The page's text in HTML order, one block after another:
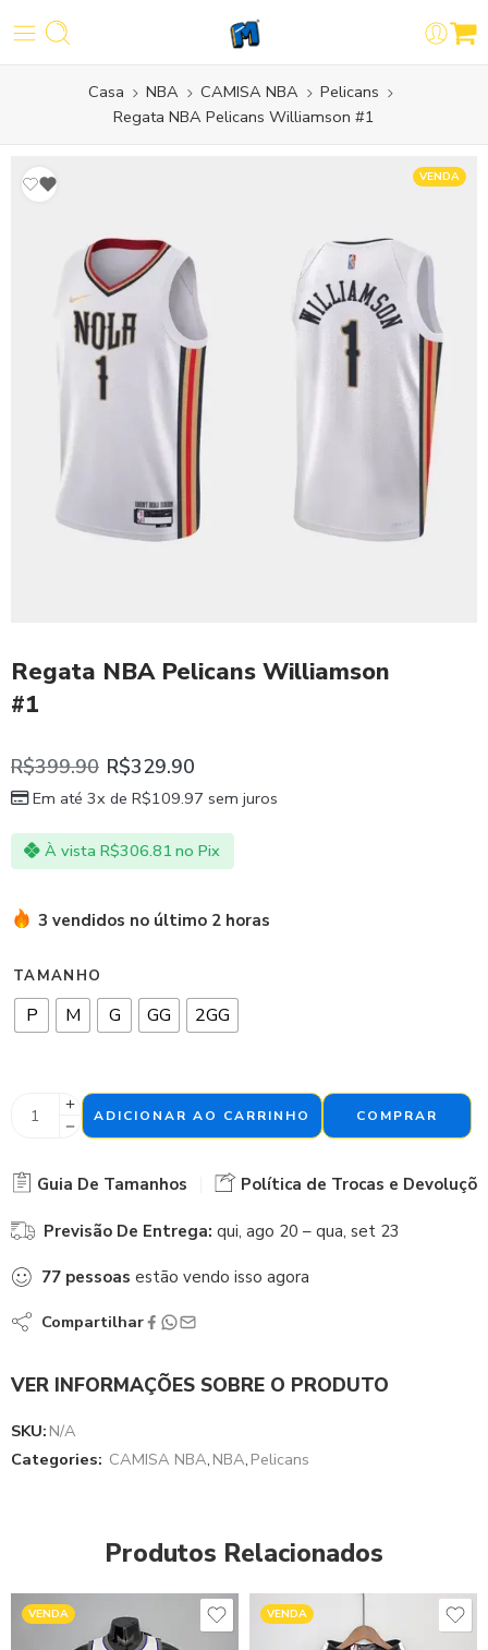
Casa NBA CAMISA NBA
Pelicans
Regata NBA Pelicans Williamson #1
VENDA
Regata NBA Pelicans Williamson
#1
R$399.90 R$329.90
Em até 3x de R$109.97 sem juros
À vista R$306.81 no Pix
3 vendidos no último 2 horas
TAMANHO
P M G GG 2GG
ADICIONAR AO CARRINHO COMPRAR
Guia De Tamanhos Política de Trocas e
Previsão De Entrega: qui, ago 20 – qua, set 23
77 pessoas estão vendo isso agora
Compartilhar
VER INFORMAÇÕES SOBRE O PRODUTO
SKU: N/A
Categories: CAMISA NBA, NBA, Pelicans
Produtos Relacionados
VENDA VENDA